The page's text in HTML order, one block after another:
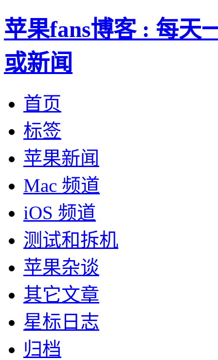
苹果fans博客 : 每天
或新闻
首页
标签
苹果新闻
Mac 频道
iOS 频道
测试和拆机
苹果杂谈
其它文章
星标日志
归档